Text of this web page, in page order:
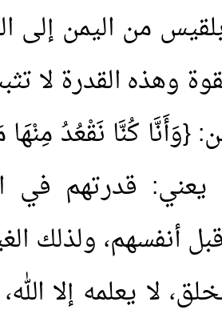
من اليمن إلى
وهذه القدرة لا
كُنَّا نَقْعُدُ
يعني: قدرتهم
ولذلك
لا يعلمه إلا